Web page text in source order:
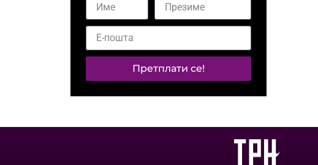
Претплати се!